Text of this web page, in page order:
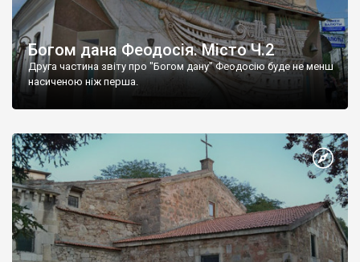
Богом дана Феодосія. Місто Ч.2
Друга частина звіту про "Богом дану" Феодосію буде не менш
насиченою ніж перша.